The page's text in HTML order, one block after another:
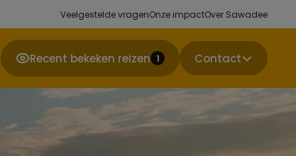
Veelgestelde vragenOnze impactOver Sawadee
Recent bekeken reizen 1 Contact